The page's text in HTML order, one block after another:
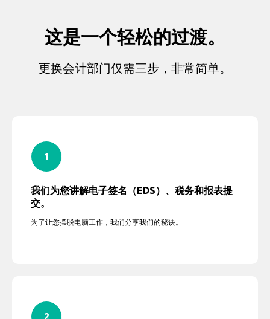
这是一个轻松的过渡。
更换会计部门仅需三步，非常简单。
我们为您讲解电子签名（EDS）、税务和报表提
交。
为了让您摆脱电脑工作，我们分享我们的秘诀。